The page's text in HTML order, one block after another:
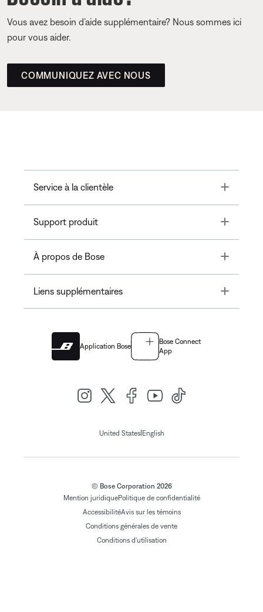
Vous avez besoin d’aide supplémentaire? Nous sommes ici
pour vous aider.
COMMUNIQUEZ AVEC NOUS
Service à la clientèle Toggle
Support produit Toggle
À propos de Bose Toggle
Liens supplémentaires Toggle
Application Bose
Bose Connect
App
United States| English
© Bose Corporation 2026
Mention juridiquePolitique de confidentialité
AccessibilitéAvis sur les témoins
Conditions générales de vente
Conditions d'utilisation